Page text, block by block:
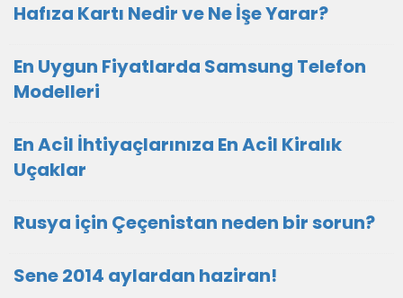
Hafıza Kartı Nedir ve Ne İşe Yarar?
En Uygun Fiyatlarda Samsung Telefon
Modelleri
En Acil İhtiyaçlarınıza En Acil Kiralık
Uçaklar
Rusya için Çeçenistan neden bir sorun?
Sene 2014 aylardan haziran!